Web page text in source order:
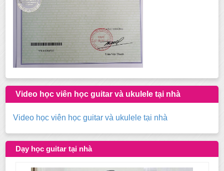
Video học viên học guitar và ukulele tại nhà
Video học viên học guitar và ukulele tại nhà
Dạy học guitar tại nhà